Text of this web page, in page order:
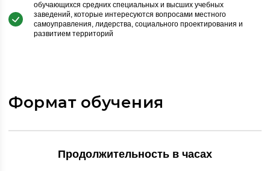
обучающихся средних специальных и высших учебных
заведений, которые интересуются вопросами местного
самоуправления, лидерства, социального проектирования и
развитием территорий
Формат обучения
Продолжительность в часах